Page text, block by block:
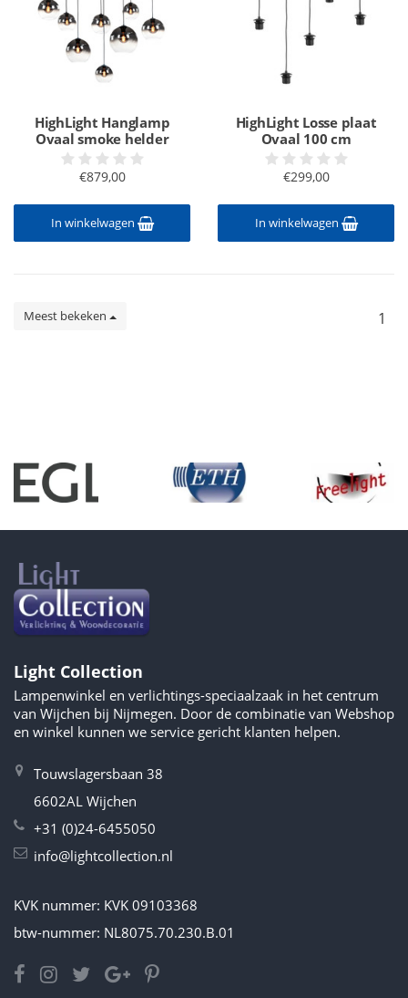
HighLight Hanglamp
Ovaal smoke helder
€879,00
In winkelwagen
HighLight Losse plaat
Ovaal 100 cm
€299,00
In winkelwagen
Meest bekeken 1
Light Collection
Lampenwinkel en verlichtings-speciaalzaak in het centrum
van Wijchen bij Nijmegen. Door de combinatie van Webshop
en winkel kunnen we service gericht klanten helpen.
Touwslagersbaan 38
6602AL Wijchen
+31 (0)24-6455050
info@lightcollection.nl
KVK nummer: KVK 09103368
btw-nummer: NL8075.70.230.B.01